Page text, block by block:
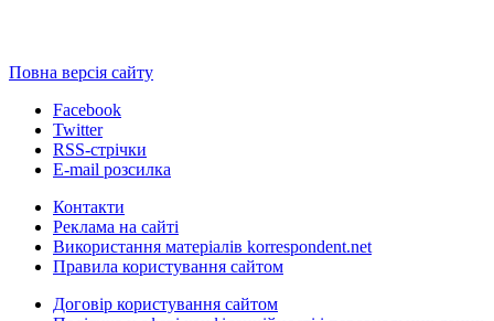
Повна версія сайту
Facebook
Twitter
RSS-стрічки
E-mail розсилка
Контакти
Реклама на сайті
Використання матеріалів korrespondent.net
Правила користування сайтом
Договір користування сайтом